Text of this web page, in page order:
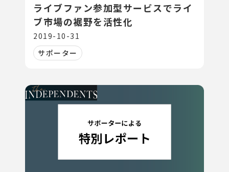
ライブファン参加型サービスでライ
ブ市場の裾野を活性化
2019-10-31
サポーター